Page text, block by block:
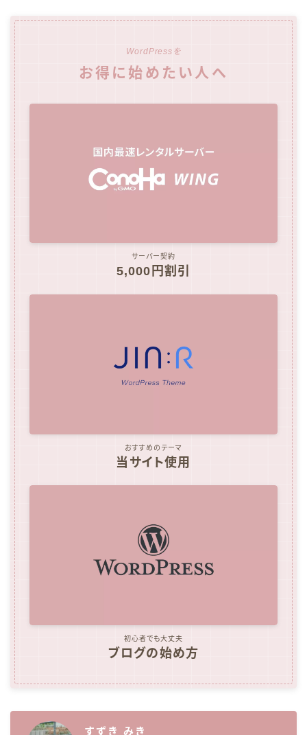
WordPressを
お得に始めたい人へ
サーバー契約
5,000円割引
おすすめのテーマ
当サイト使用
初心者でも大丈夫
ブログの始め方
すずき みき